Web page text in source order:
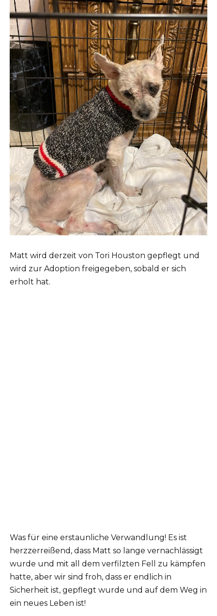
Matt wird derzeit von Tori Houston gepflegt und
wird zur Adoption freigegeben, sobald er sich
erholt hat.
Was für eine erstaunliche Verwandlung! Es ist
herzzerreißend, dass Matt so lange vernachlässigt
wurde und mit all dem verfilzten Fell zu kämpfen
hatte, aber wir sind froh, dass er endlich in
Sicherheit ist, gepflegt wurde und auf dem Weg in
ein neues Leben ist!